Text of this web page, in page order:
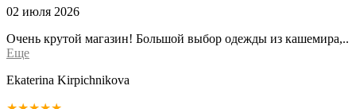
02 июля 2026
Очень крутой магазин! Большой выбор одежды из кашемира,..
Еще
Ekaterina Kirpichnikova